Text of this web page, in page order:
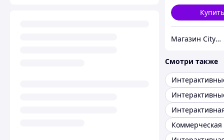
Магазин CityCom.kz +7-727-250-1209
Смотри также